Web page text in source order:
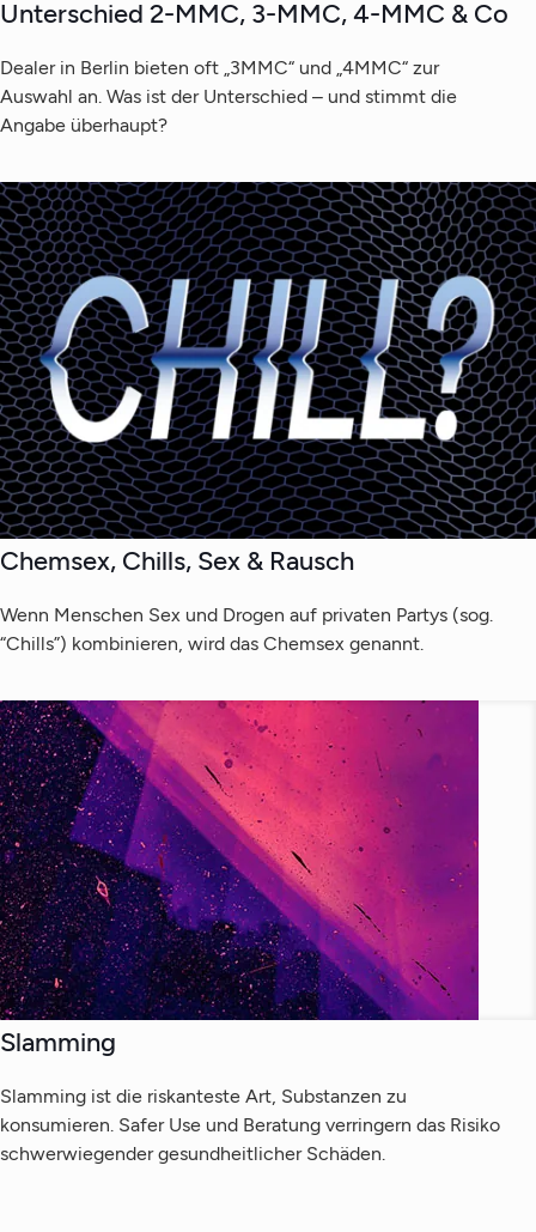
Unterschied 2-MMC, 3-MMC, 4-MMC & Co
Dealer in Berlin bieten oft „3MMC“ und „4MMC“ zur
Auswahl an. Was ist der Unterschied – und stimmt die
Angabe überhaupt?
Chemsex, Chills, Sex & Rausch
Wenn Menschen Sex und Drogen auf privaten Partys (sog.
“Chills”) kombinieren, wird das Chemsex genannt.
Slamming
Slamming ist die riskanteste Art, Substanzen zu
konsumieren. Safer Use und Beratung verringern das Risiko
schwerwiegender gesundheitlicher Schäden.